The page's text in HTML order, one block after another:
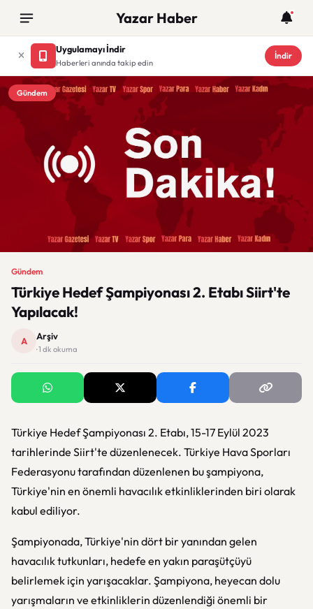
Yazar Haber
Uygulamayı İndir
Haberleri anında takip edin
İndir
Gündem
Gündem
Türkiye Hedef Şampiyonası 2. Etabı Siirt'te
Yapılacak!
A Arşiv
· 1 dk okuma
Türkiye Hedef Şampiyonası 2. Etabı, 15-17 Eylül 2023
tarihlerinde Siirt'te düzenlenecek. Türkiye Hava Sporları
Federasyonu tarafından düzenlenen bu şampiyona,
Türkiye'nin en önemli havacılık etkinliklerinden biri olarak
kabul ediliyor.
Şampiyonada, Türkiye'nin dört bir yanından gelen
havacılık tutkunları, hedefe en yakın paraşütçüyü
belirlemek için yarışacaklar. Şampiyona, heyecan dolu
yarışmaların ve etkinliklerin düzenlendiği önemli bir